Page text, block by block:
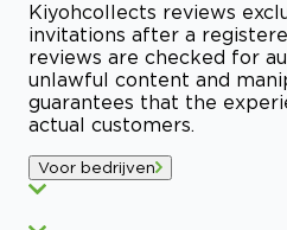
Kiyohcollects reviews
invitations after a
reviews are checked for
unlawful content and
guarantees that the
actual customers.
Voor bedrijven